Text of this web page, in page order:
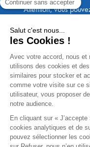
Attention, vous
Ace Crédit /
crédits, en vous
des fonds, des
Immoprêt ne
comptes des sommes
des honoraires des
Immoprêt vous
* Taux fixe national hors
dossier. Exemple
Taux débiteur fixe de 2.85
assurance emprunteur
1 426,78 € (dont 60,00 €
56 820,53 €.